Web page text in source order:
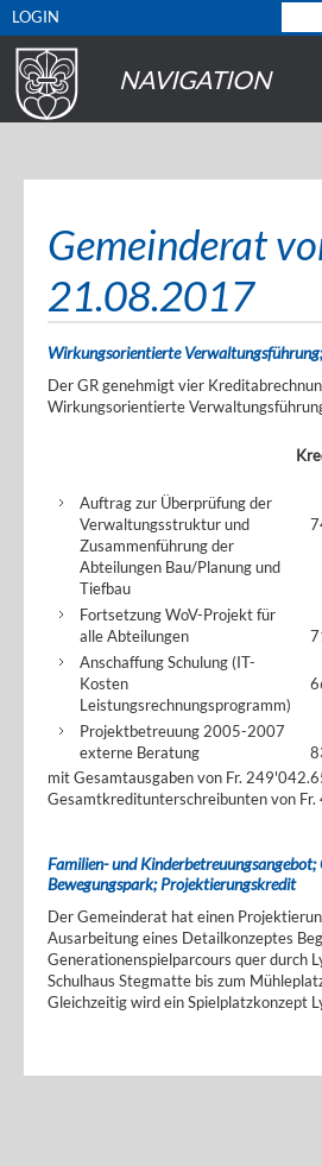
LOGIN
NAVIGATION
Gemeinderat
21.08.2017
Wirkungsorientierte
Der GR genehmigt vier
Wirkungsorientierte
Auftrag zur Überprüfung der
Verwaltungsstruktur und
Zusammenführung der
Abteilungen Bau/Planung und
Tiefbau
Fortsetzung WoV-Projekt für
alle Abteilungen
Anschaffung Schulung (IT-
Kosten
Leistungsrechnungsprogramm)
Projektbetreuung 2005-2007
externe Beratung
mit Gesamtausgaben von Fr.
Gesamtkreditunterschreibunten von
Familien- und Kinderbetreuungsangebot;
Bewegungspark; Projektierungskredit
Der Gemeinderat hat einen
Ausarbeitung eines Detailkonzeptes
Generationenspielparcours quer durch
Schulhaus Stegmatte bis zum
Gleichzeitig wird ein Spielplatzkonzept